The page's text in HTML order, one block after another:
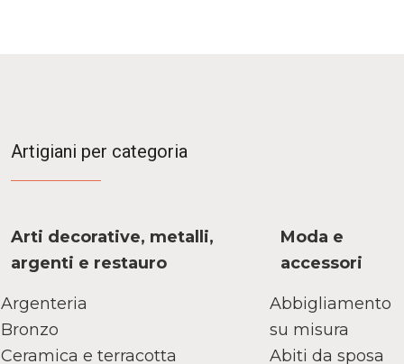
Artigiani per categoria
Arti decorative, metalli,
argenti e restauro
Argenteria
Bronzo
Ceramica e terracotta
Moda e
accessori
Abbigliamento
su misura
Abiti da sposa